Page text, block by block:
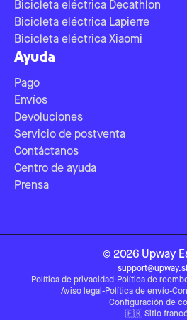
Bicicleta eléctrica Decathlon
Bicicleta eléctrica Lapierre
Bicicleta eléctrica Xiaomi
Ayuda
Pago
Envíos
Devoluciones
Servicio de postventa
Contáctanos
Centro de ayuda
Prensa
© 2026 Upway
Política de privacidad-Política de
Aviso legal -Política de envío-
Configuración de
🇫🇷 Sitio